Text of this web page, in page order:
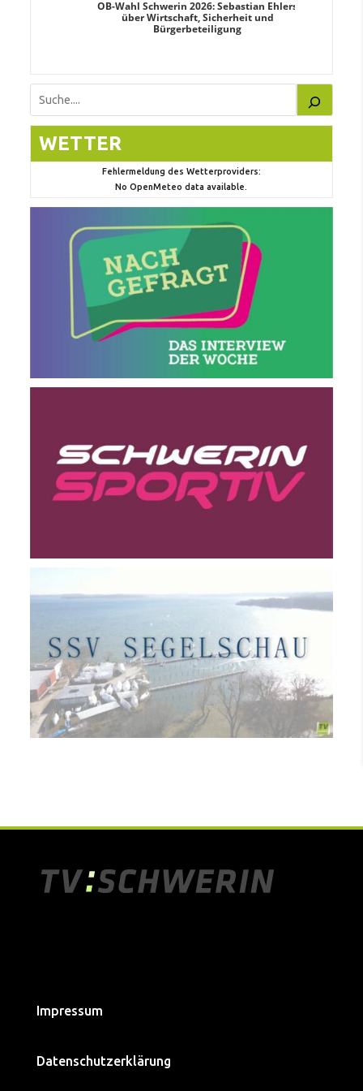
OB-Wahl Schwerin 2026: Sebastian Ehlers
über Wirtschaft, Sicherheit und
Bürgerbeteiligung
Suchen
WETTER
Fehlermeldung des Wetterproviders:
No OpenMeteo data available.
Impressum
Datenschutzerklärung